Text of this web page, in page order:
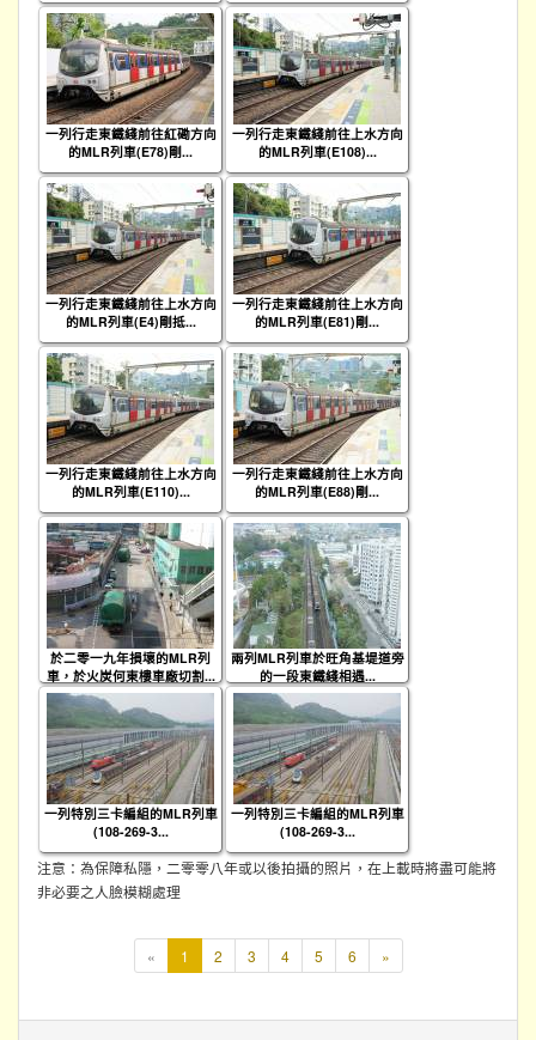
一列行走東鐵綫前往紅磡方向
的MLR列車(E78)剛...
一列行走東鐵綫前往上水方向
的MLR列車(E108)...
一列行走東鐵綫前往上水方向
的MLR列車(E4)剛抵...
一列行走東鐵綫前往上水方向
的MLR列車(E81)剛...
一列行走東鐵綫前往上水方向
的MLR列車(E110)...
一列行走東鐵綫前往上水方向
的MLR列車(E88)剛...
於二零一九年損壞的MLR列
車，於火炭何東樓車廠切割...
兩列MLR列車於旺角基堤道旁
的一段東鐵綫相遇...
一列特別三卡編組的MLR列車
(108-269-3...
一列特別三卡編組的MLR列車
(108-269-3...
注意：為保障私隱，二零零八年或以後拍攝的照片，在上載時將盡可能將
非必要之人臉模糊處理
« 1
頁
2 3 4 5 6 »